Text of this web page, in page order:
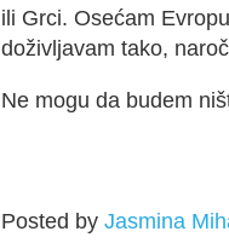
ili Grci. Osećam
doživljavam tako,
Ne mogu da budem
Posted by Jasmina